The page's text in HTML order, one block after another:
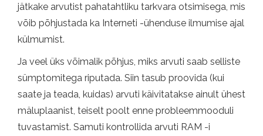
jätkake arvutist pahatahtliku tarkvara otsimisega, mis
võib põhjustada ka Interneti -ühenduse ilmumise ajal
külmumist.
Ja veel üks võimalik põhjus, miks arvuti saab selliste
sümptomitega riputada. Siin tasub proovida (kui
saate ja teada, kuidas) arvuti käivitatakse ainult ühest
mäluplaanist, teiselt poolt enne probleemmooduli
tuvastamist. Samuti kontrollida arvuti RAM -i